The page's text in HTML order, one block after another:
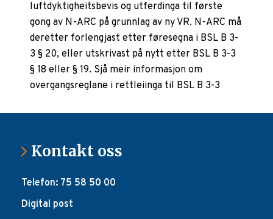
luftdyktigheitsbevis og utferdinga til første
gong av N-ARC på grunnlag av ny VR. N-ARC må
deretter forlengjast etter føresegna i BSL B 3-
3 § 20, eller utskrivast på nytt etter BSL B 3-3
§ 18 eller § 19. Sjå meir informasjon om
overgangsreglane i rettleiinga til BSL B 3-3
Kontakt oss
Telefon: 75 58 50 00
Digital post